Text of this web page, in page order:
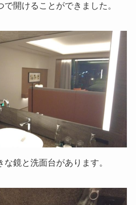
開けることができました。
鏡と洗面台があります。